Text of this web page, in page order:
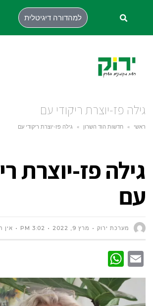
למהדורה דיגיטלית
גילה פז-יוצרת ריקודי עם
ראשי » חדשות הוד השרון » גילה פז-יוצרת ריקודי עם
גילה פז-יוצרת
עם
מערכת ירוק מרץ 9, 2022 3:02 PM אין
Email